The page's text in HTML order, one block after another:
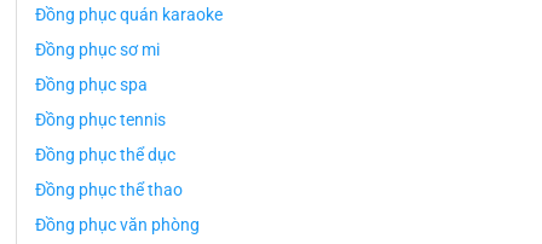
Đồng phục quán karaoke
Đồng phục sơ mi
Đồng phục spa
Đồng phục tennis
Đồng phục thể dục
Đồng phục thể thao
Đồng phục văn phòng